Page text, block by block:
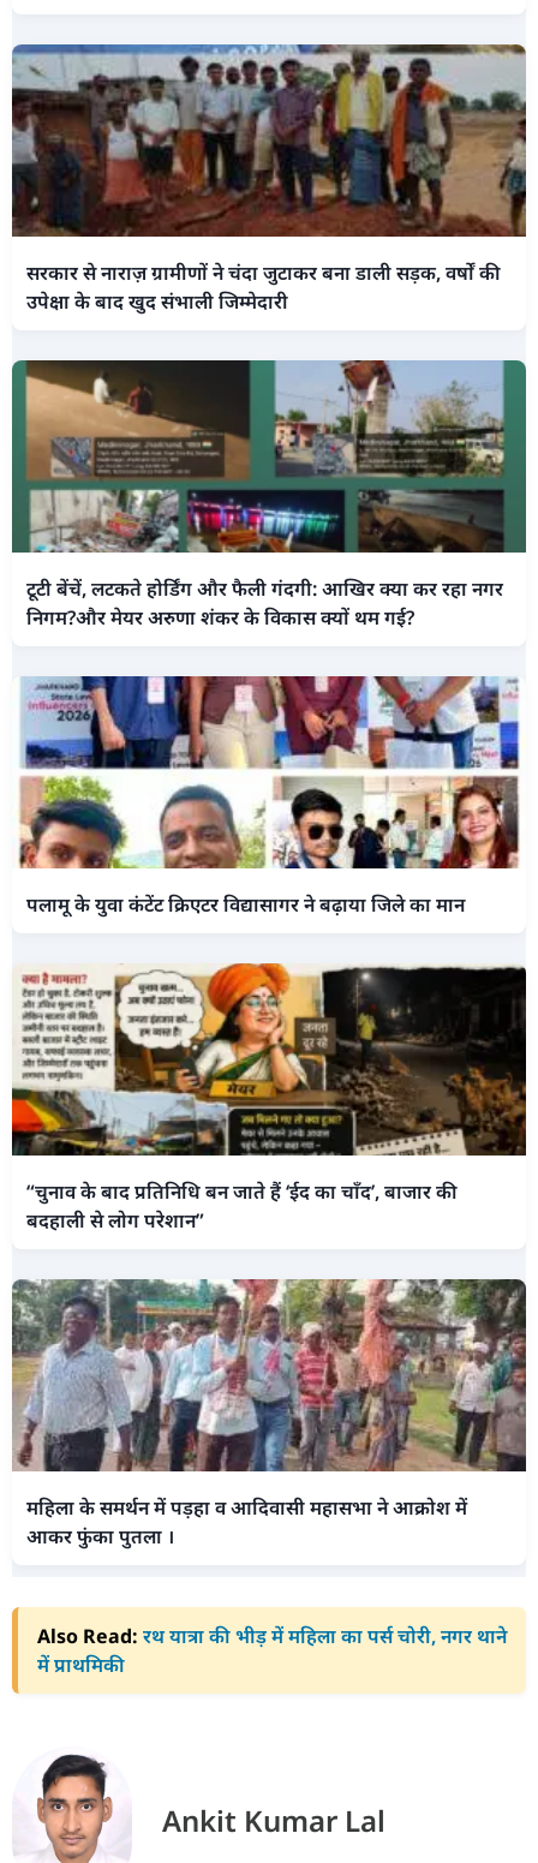
सरकार से नाराज़ ग्रामीणों ने चंदा जुटाकर बना डाली सड़क, वर्षों की
उपेक्षा के बाद खुद संभाली जिम्मेदारी
टूटी बेंचें, लटकते होर्डिंग और फैली गंदगी: आखिर क्या कर रहा नगर
निगम?और मेयर अरुणा शंकर के विकास क्यों थम गई?
पलामू के युवा कंटेंट क्रिएटर विद्यासागर ने बढ़ाया जिले का मान
“चुनाव के बाद प्रतिनिधि बन जाते हैं ‘ईद का चाँद’, बाजार की
बदहाली से लोग परेशान”
महिला के समर्थन में पड़हा व आदिवासी महासभा ने आक्रोश में
आकर फुंका पुतला ।
Also Read: रथ यात्रा की भीड़ में महिला का पर्स चोरी, नगर थाने
में प्राथमिकी
Ankit Kumar Lal